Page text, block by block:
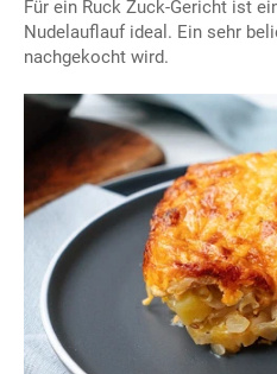
Für ein Ruck Zuck-Gericht ist
Nudelauflauf ideal. Ein sehr
nachgekocht wird.